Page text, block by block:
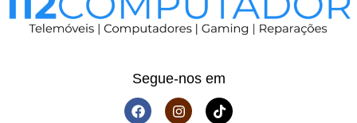
Segue-nos em